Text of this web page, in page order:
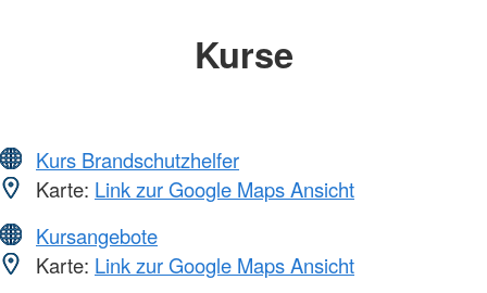
Kurse
Kurs Brandschutzhelfer
Karte: Link zur Google Maps Ansicht
Kursangebote
Karte: Link zur Google Maps Ansicht